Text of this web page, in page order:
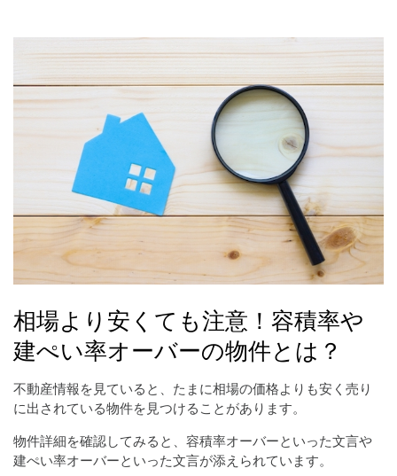
相場より安くても注意！容積率や
建ぺい率オーバーの物件とは？
不動産情報を見ていると、たまに相場の価格よりも安く売り
に出されている物件を見つけることがあります。
物件詳細を確認してみると、容積率オーバーといった文言や
建ぺい率オーバーといった文言が添えられています。